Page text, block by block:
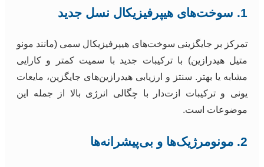
1. سوخت‌های هیپرفیزیکال نسل جدید
تمرکز بر جایگزینی سوخت‌های هیپرفیزیکال سمی (مانند مونو
متیل هیدرازین) با ترکیبات جدید با سمیت کمتر و کارایی
مشابه یا بهتر. سنتز و ارزیابی هیدرازین‌های جایگزین، مایعات
یونی و ترکیبات ازت‌دار با چگالی انرژی بالا از جمله این
موضوعات است.
2. مونومرژیک‌ها و بی‌پیشرانه‌ها